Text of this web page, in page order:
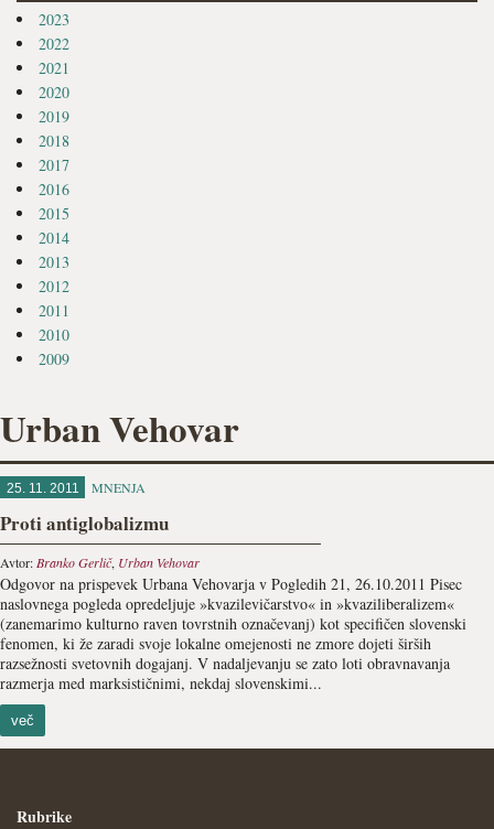
2023
2022
2021
2020
2019
2018
2017
2016
2015
2014
2013
2012
2011
2010
2009
Urban Vehovar
25. 11. 2011 MNENJA
Proti antiglobalizmu
Avtor: Branko Gerlič, Urban Vehovar
Odgovor na prispevek Urbana Vehovarja v Pogledih 21, 26.10.2011 Pisec
naslovnega pogleda opredeljuje »kvazilevičarstvo« in »kvaziliberalizem«
(zanemarimo kulturno raven tovrstnih označevanj) kot specifičen slovenski
fenomen, ki že zaradi svoje lokalne omejenosti ne zmore dojeti širših
razsežnosti svetovnih dogajanj. V nadaljevanju se zato loti obravnavanja
razmerja med marksističnimi, nekdaj slovenskimi...
več
Rubrike